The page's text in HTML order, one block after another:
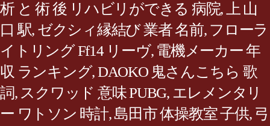
析 と 術 後 リハビリができる 病院,
上 山
口 駅, ゼクシィ縁結び 業者 名前, フローラ
イトリング Ff14 リーヴ, 電機メーカー 年
収 ランキング,DAOKO 鬼さんこちら 歌
詞, スクワッド 意味 PUBG, エレメンタリ
ー ワトソン 時計,島田市 体操教室 子供, 弓